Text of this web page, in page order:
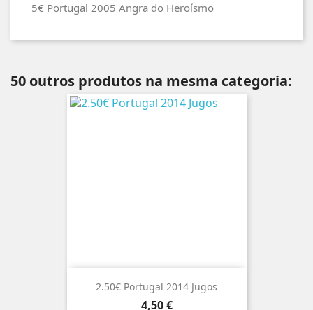
5€ Portugal 2005 Angra do Heroísmo
50 outros produtos na mesma categoria:
2.50€ Portugal 2014 Jugos
Preço
4,50 €